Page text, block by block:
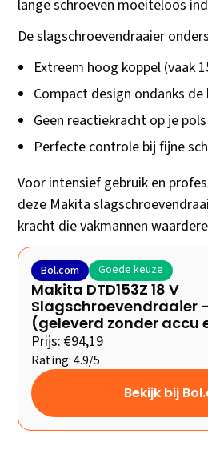
lange schroeven moeiteloos
De slagschroevendraaier
Extreem hoog koppel (vaak
Compact design ondanks
Geen reactiekracht op je pols
Perfecte controle bij fijne
Voor intensief gebruik en
deze Makita
kracht die vakmannen
Bol.com Goede keuze
Makita DTD153Z 18 V
Slagschroevendraaier
(geleverd zonder accu
Prijs: €94,19
Rating: 4.9/5
Bekijk bij